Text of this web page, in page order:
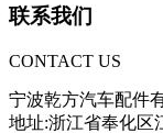
联系我们
CONTACT US
宁波乾方汽车配件
地址:浙江省奉化区